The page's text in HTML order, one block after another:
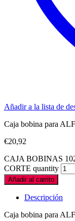
Añadir a la lista de
Caja bobina para
€20,92
CAJA BOBINAS
CORTE quantity
Añadir al carrito
Descripción
Caja bobina para